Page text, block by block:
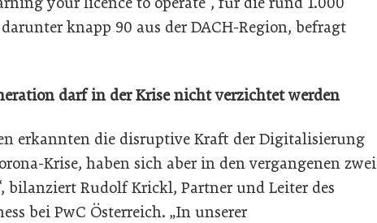
knapp 90 aus der DACH-Region, befragt
darf in der Krise nicht verzichtet werden
erkannten die disruptive Kraft der Digitalisierung
Krise, haben sich aber in den vergangenen zwei
bilanziert Rudolf Krickl, Partner und Leiter des
bei PwC Österreich. „In unserer